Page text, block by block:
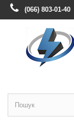
(066) 803-01-40